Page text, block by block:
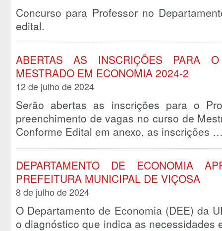
Concurso para Professor no
edital.
ABERTAS AS INSCRIÇÕES PARA
MESTRADO EM ECONOMIA 2024-2
12 de julho de 2024
Serão abertas as inscrições para o
preenchimento de vagas no curso de
Conforme Edital em anexo, as inscrições
DEPARTAMENTO DE ECONOMIA
PREFEITURA MUNICIPAL DE VIÇOSA
8 de julho de 2024
O Departamento de Economia (DEE) da
o diagnóstico que indica as necessidades